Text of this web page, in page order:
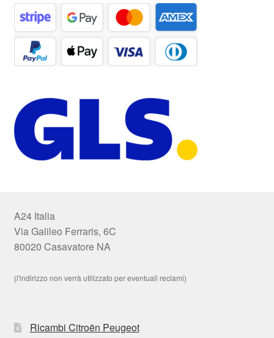
A24 Italia
Via Galileo Ferraris, 6C
80020 Casavatore NA
(l'indirizzo non verrà utilizzato per eventuali reclami)
Ricambi Citroën Peugeot